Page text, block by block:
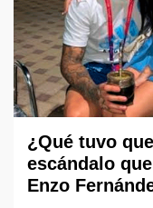
¿Qué tuvo
escándalo
Enzo